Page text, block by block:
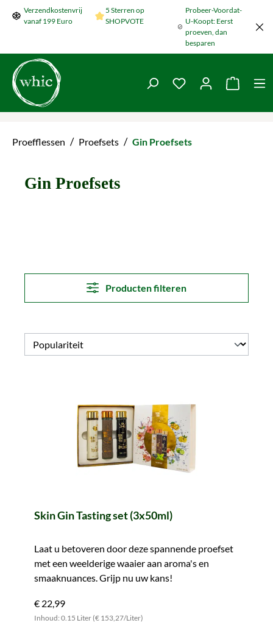
Naar de hoofdinhoud springen
Verzendkostenvrij
vanaf 199 Euro
5 Sterren op
SHOPVOTE
Probeer-Voordat-
U-Koopt: Eerst
proeven, dan
besparen
Je hebt 0 items op
De
Proefflessen / Proefsets / Gin Proefsets
Gin Proefsets
Producten filteren
Skin Gin Tasting set (3x50ml)
Laat u betoveren door deze spannende proefset
met een weelderige waaier aan aroma's en
smaaknuances. Grijp nu uw kans!
€ 22,99
Inhoud: 0.15 Liter (€ 153,27/Liter)